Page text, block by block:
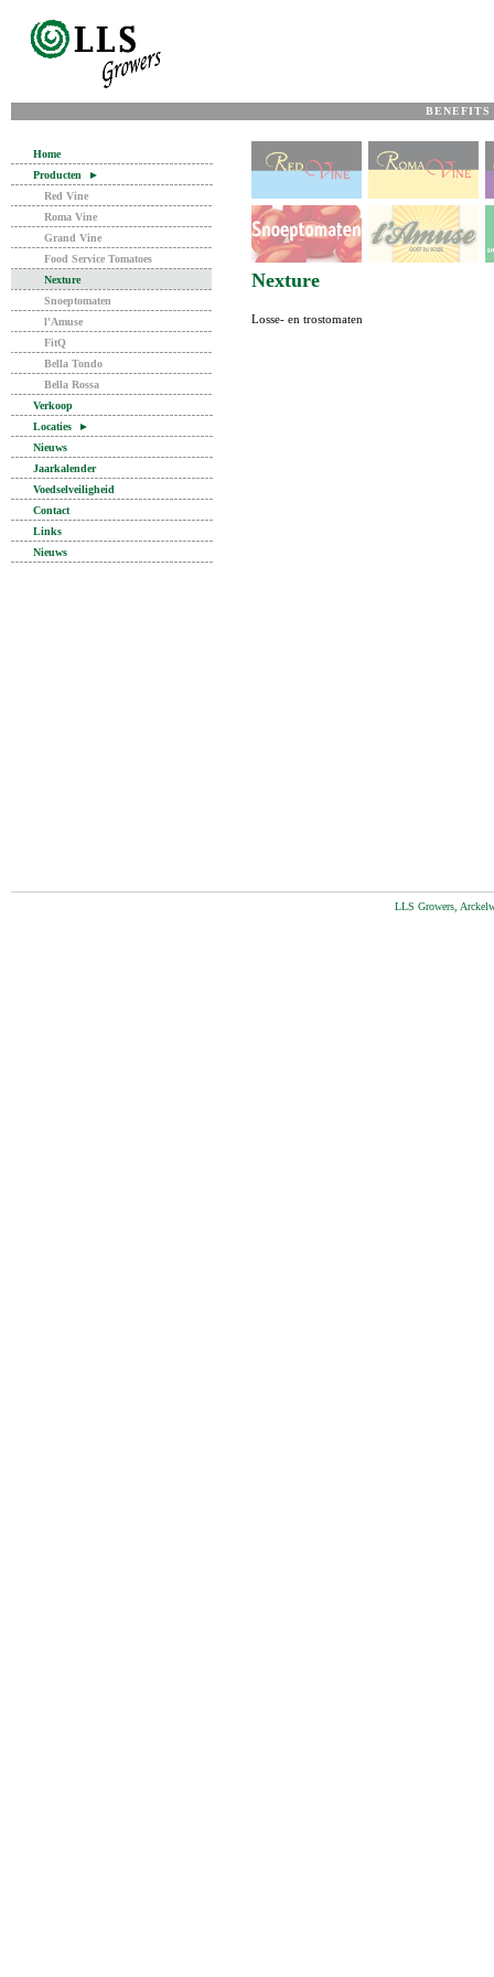
BENEFITS
Home
Producten
►
Red Vine
Roma Vine
Grand Vine
Food Service Tomatoes
Nexture
Snoeptomaten
l'Amuse
FitQ
Bella Tondo
Bella Rossa
Verkoop
Locaties
►
Nieuws
Jaarkalender
Voedselveiligheid
Contact
Links
Nieuws
Nexture
Losse- en trostomaten
LLS Growers,